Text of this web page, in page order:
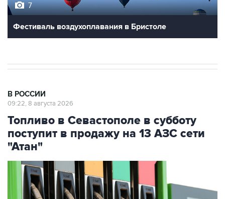
Фестиваль воздухоплавания в Бристоле
Топливо в Севастополе в субботу
поступит в продажу на 13 АЗС сети
"Атан"